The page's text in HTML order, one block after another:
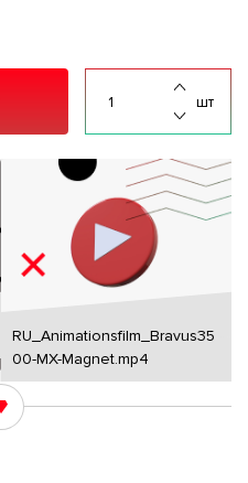
шт
RU_Animationsfilm_Bravus35
00-MX-Magnet.mp4